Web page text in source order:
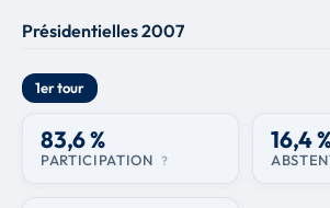
Présidentielles 2007
1er tour
83,6 %
PARTICIPATION ?
16,4